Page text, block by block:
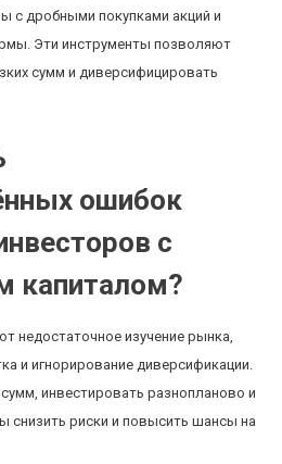
с дробными покупками акций и
Эти инструменты позволяют
сумм и диверсифицировать
ошибок
с
капиталом?
недостаточное изучение рынка,
и игнорирование диверсификации.
инвестировать разнопланово и
снизить риски и повысить шансы на